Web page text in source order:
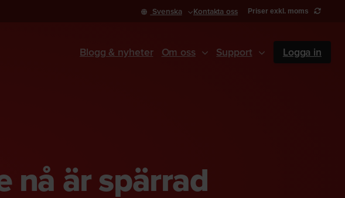
Svenska Kontakta oss Priser exkl. moms
Blogg & nyheter Om oss Support Logga in
nå är spärrad